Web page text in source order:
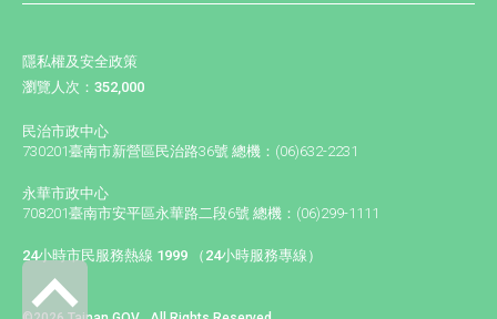
隱私權及安全政策
瀏覽人次：352,000
民治市政中心
730201臺南市新營區民治路36號 總機：(06)632-2231
永華市政中心
708201臺南市安平區永華路二段6號 總機：(06)299-1111
24小時市民服務熱線 1999 （24小時服務專線）